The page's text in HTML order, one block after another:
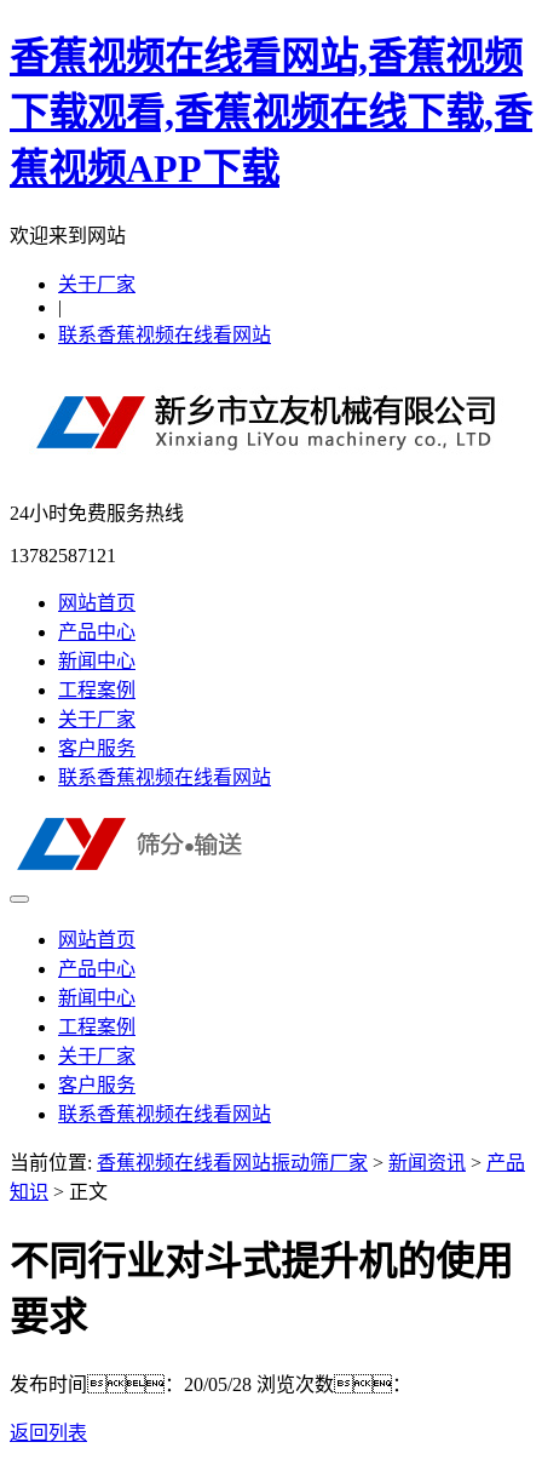
香蕉视频在线看网站,香蕉视频
下载观看,香蕉视频在线下载,香
蕉视频APP下载
欢迎来到网站
关于厂家
|
联系香蕉视频在线看网站
24小时免费服务热线
13782587121
网站首页
产品中心
新闻中心
工程案例
关于厂家
客户服务
联系香蕉视频在线看网站
网站首页
产品中心
新闻中心
工程案例
关于厂家
客户服务
联系香蕉视频在线看网站
当前位置: 香蕉视频在线看网站振动筛厂家 > 新闻资讯 > 产品
知识 > 正文
不同行业对斗式提升机的使用
要求
发布时间：20/05/28 浏览次数：
返回列表